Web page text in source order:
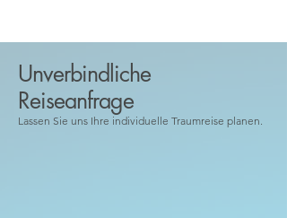
Unverbindliche
Reiseanfrage
Lassen Sie uns Ihre individuelle Traumreise planen.